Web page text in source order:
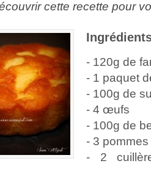
cette recette pour
- 120g de
- 1 paquet
- 100g de
- 4 œufs
- 100g de
- 3 pommes
- 2